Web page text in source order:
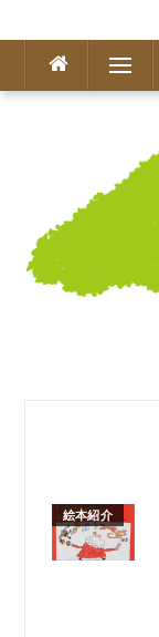
テ
メニュー
絵本紹介